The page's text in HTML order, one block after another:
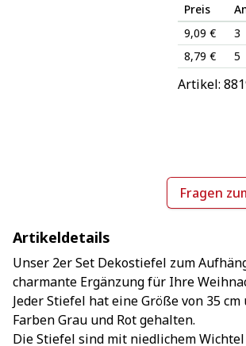
Preis
9,09 €
3
8,79 €
5
Artikel:
Fragen
Artikeldetails
Unser 2er Set Dekostiefel zum
charmante Ergänzung für Ihre
Jeder Stiefel hat eine Größe von 35
Farben Grau und Rot gehalten.
Die Stiefel sind mit niedlichem